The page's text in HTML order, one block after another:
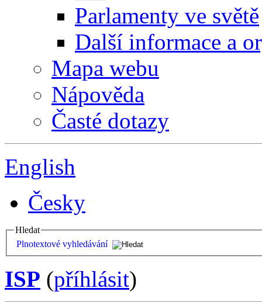
Parlamenty ve světě
Další informace a
Mapa webu
Nápověda
Časté dotazy
English
Česky
Hledat
Plnotextové vyhledávání
ISP (příhlásit)